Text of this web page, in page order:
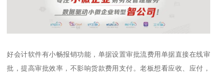
好会计软件有小畅报销功能，单据设置审批流费用单据直接在线审
批，提高审批效率，不影响货款费用支付。老板想看应收、应付，